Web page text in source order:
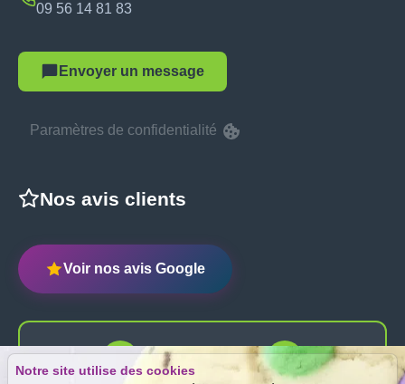
Notre site utilise des cookies
09 56 14 81 83
Envoyer un message
Paramètres de confidentialité
Nos avis clients
Voir nos avis Google